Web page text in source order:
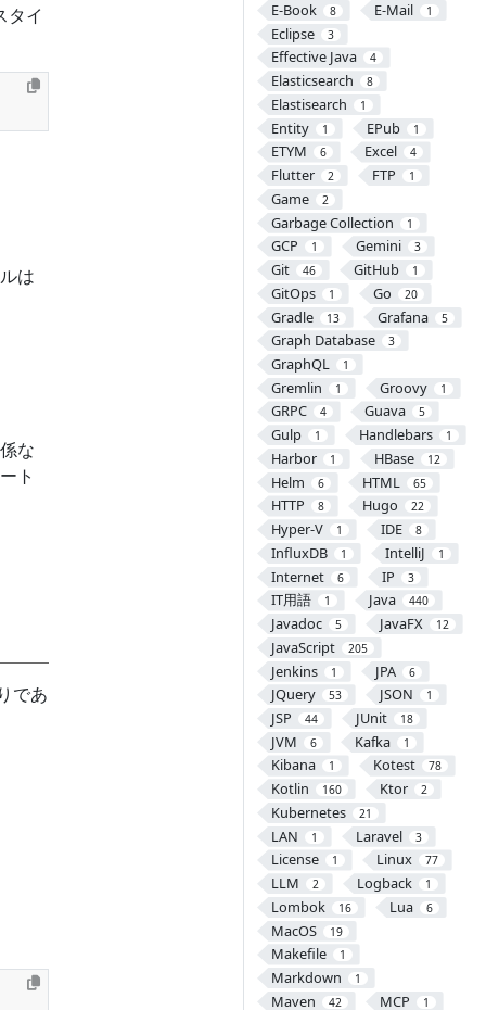
E-Book 8 E-Mail 1
Eclipse 3
Effective Java 4
Elasticsearch 8
Elastisearch 1
Entity 1 EPub 1
ETYM 6 Excel 4
Flutter 2 FTP 1
Game 2
Garbage Collection 1
GCP 1 Gemini 3
Git 46 GitHub 1
GitOps 1 Go 20
Gradle 13 Grafana 5
Graph Database 3
GraphQL 1
Gremlin 1 Groovy 1
GRPC 4 Guava 5
Gulp 1 Handlebars 1
Harbor 1 HBase 12
Helm 6 HTML 65
HTTP 8 Hugo 22
Hyper-V 1 IDE 8
InfluxDB 1 IntelliJ 1
Internet 6 IP 3
IT用語 1 Java 440
Javadoc 5 JavaFX 12
JavaScript 205
Jenkins 1 JPA 6
JQuery 53 JSON 1
JSP 44 JUnit 18
JVM 6 Kafka 1
Kibana 1 Kotest 78
Kotlin 160 Ktor 2
Kubernetes 21
LAN 1 Laravel 3
License 1 Linux 77
LLM 2 Logback 1
Lombok 16 Lua 6
MacOS 19
Makefile 1
Markdown 1
Maven 42 MCP 1
タイ
は
な
ト
であ